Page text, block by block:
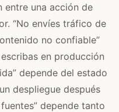
entre una acción de
“No envíes tráfico de
no confiable”
en producción
depende del estado
despliegue después
depende tanto